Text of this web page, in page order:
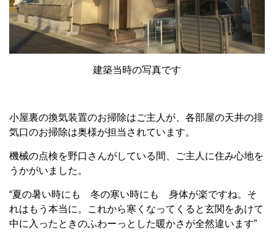
建築当時の写真です
小屋裏の換気装置のお掃除はご主人が、各部屋の天井の排
気口のお掃除は奥様が担当されています。
機械の点検を野口さんがしている間、ご主人に住み心地を
うかがいました。
“夏の暑い時にも 冬の寒い時にも 身体が楽ですね。そ
れはもう本当に。これから寒くなってくると玄関をあけて
中に入ったときのふわーっとした暖かさが全然違います”